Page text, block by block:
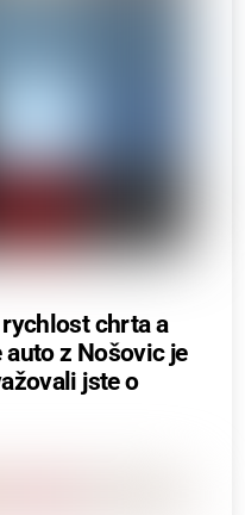
chrta a
z Nošovic je
jste o